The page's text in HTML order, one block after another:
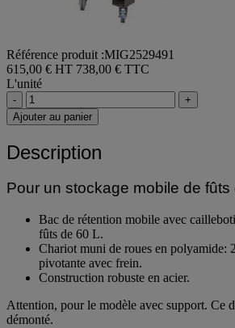
Référence produit :MIG2529491
615,00 € HT 738,00 € TTC
L'unité
-
+
Ajouter au panier
Description
Pour un stockage mobile de fûts
Bac de rétention mobile avec
fûts de 60 L.
Chariot muni de roues en polyamide:
pivotante avec frein.
Construction robuste en acier.
Attention, pour le modèle avec support. Ce
démonté.